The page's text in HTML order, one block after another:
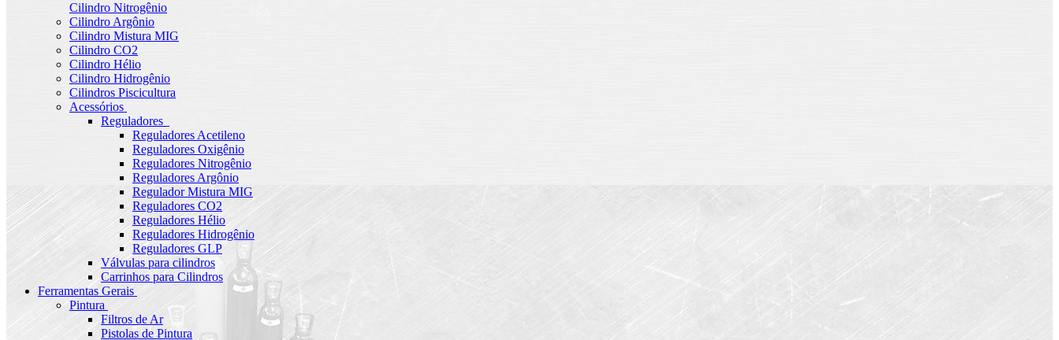
Cilindro Nitrogênio
Cilindro Argônio
Cilindro Mistura MIG
Cilindro CO2
Cilindro Hélio
Cilindro Hidrogênio
Cilindros Piscicultura
Acessórios
Reguladores
Reguladores Acetileno
Reguladores Oxigênio
Reguladores Nitrogênio
Reguladores Argônio
Regulador Mistura MIG
Reguladores CO2
Reguladores Hélio
Reguladores Hidrogênio
Reguladores GLP
Válvulas para cilindros
Carrinhos para Cilindros
Ferramentas Gerais
Pintura
Filtros de Ar
Pistolas de Pintura